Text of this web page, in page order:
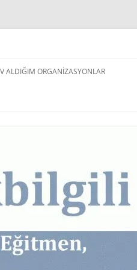
ALDIĞIM ORGANIZASYONLAR